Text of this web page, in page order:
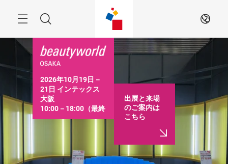
索
JA
2026年10月19日－
21日 インテックス
大阪
10:00－18:00（最終
日は16:30まで）
出展と来場
のご案内は
こちら